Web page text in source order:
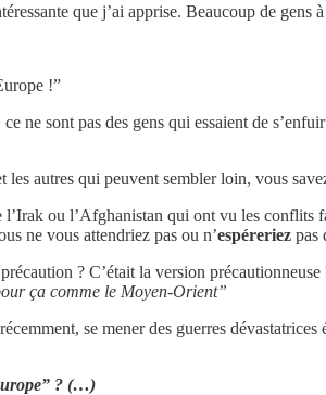
que j’ai apprise. Beaucoup de
!”
ne sont pas des gens qui essaient de
autres qui peuvent sembler loin, vous
l’Irak ou l’Afghanistan qui ont vu les
ne vous attendriez pas ou n’espéreriez pas
? C’était la version
ça comme le Moyen-Orient”
se mener des guerres
? (…)